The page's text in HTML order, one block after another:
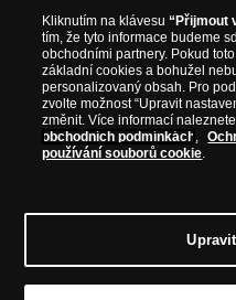
Kliknutím na klávesu“Přijmout
tím, že tyto informace budeme
obchodními partnery. Pokud
základní cookies a bohužel
personalizovaný obsah. Pro
zvolte možnost “Upravit
změnit. Více informací
obchodních podmínkách ,
používání souborů cookie.